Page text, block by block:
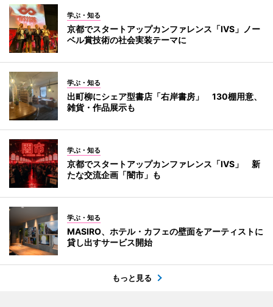
学ぶ・知る
京都でスタートアップカンファレンス「IVS」ノー
ベル賞技術の社会実装テーマに
学ぶ・知る
出町柳にシェア型書店「右岸書房」 130棚用意、
雑貨・作品展示も
学ぶ・知る
京都でスタートアップカンファレンス「IVS」 新
たな交流企画「闇市」も
学ぶ・知る
MASIRO、ホテル・カフェの壁面をアーティストに
貸し出すサービス開始
もっと見る